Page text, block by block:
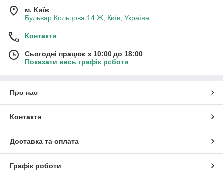
м. Київ
Бульвар Кольцова 14 Ж, Київ, Україна
Контакти
Сьогодні працює з 10:00 до 18:00
Показати весь графік роботи
Про нас
Контакти
Доставка та оплата
Графік роботи